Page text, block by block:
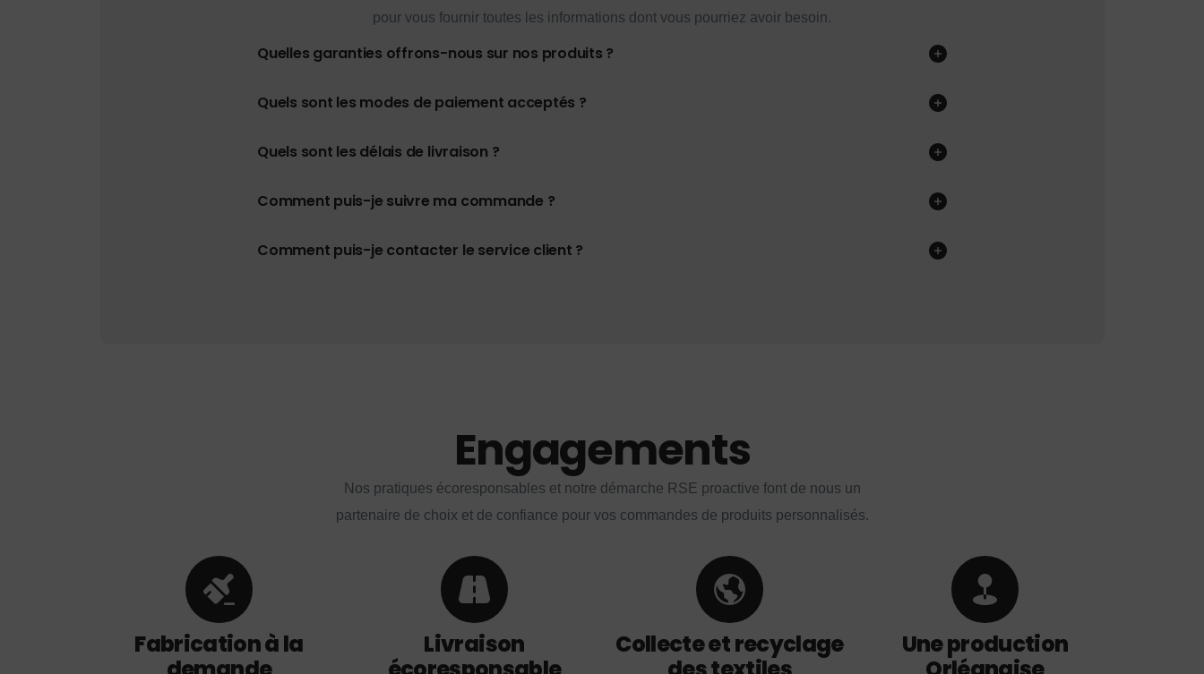
pour vous fournir toutes les informations dont vous pourriez avoir besoin.
Quelles garanties offrons-nous sur nos produits ?
Quels sont les modes de paiement acceptés ?
Quels sont les délais de livraison ?
Comment puis-je suivre ma commande ?
Comment puis-je contacter le service client ?
Engagements
Nos pratiques écoresponsables et notre démarche RSE proactive font de nous un
partenaire de choix et de confiance pour vos commandes de produits personnalisés.
Fabrication à la
Livraison
Collecte et recyclage
Une production